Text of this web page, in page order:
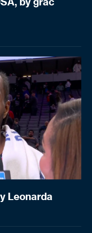
Leonarda